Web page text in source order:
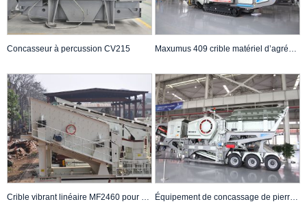
Concasseur à percussion CV215